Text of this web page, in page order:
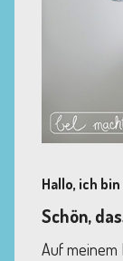
Hallo, ich
Schön,
Auf meinem